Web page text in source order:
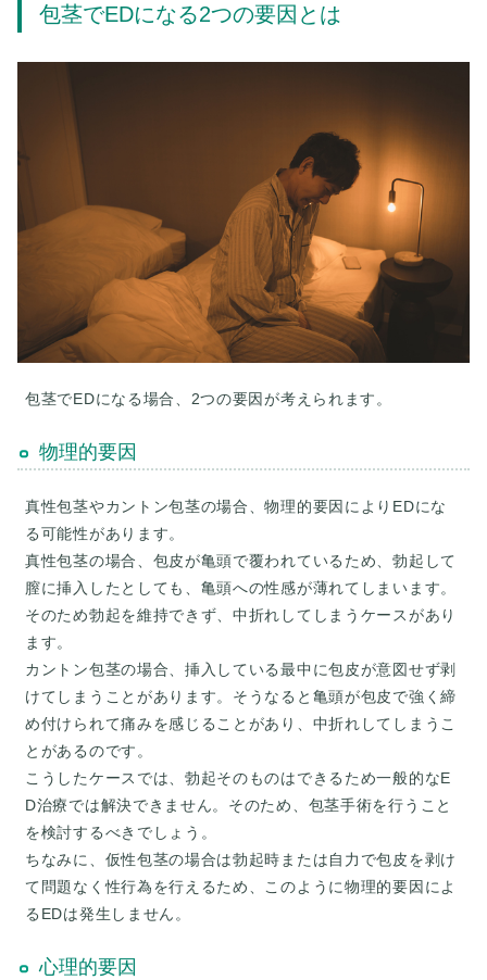
包茎でEDになる2つの要因とは
包茎でEDになる場合、2つの要因が考えられます。
物理的要因
真性包茎やカントン包茎の場合、物理的要因によりEDにな
る可能性があります。
真性包茎の場合、包皮が亀頭で覆われているため、勃起して
膣に挿入したとしても、亀頭への性感が薄れてしまいます。
そのため勃起を維持できず、中折れしてしまうケースがあり
ます。
カントン包茎の場合、挿入している最中に包皮が意図せず剥
けてしまうことがあります。そうなると亀頭が包皮で強く締
め付けられて痛みを感じることがあり、中折れしてしまうこ
とがあるのです。
こうしたケースでは、勃起そのものはできるため一般的なE
D治療では解決できません。そのため、包茎手術を行うこと
を検討するべきでしょう。
ちなみに、仮性包茎の場合は勃起時または自力で包皮を剥け
て問題なく性行為を行えるため、このように物理的要因によ
心理的要因